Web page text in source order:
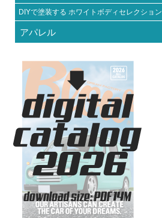
DIYで塗装する ホワイトボディセレクション
アパレル